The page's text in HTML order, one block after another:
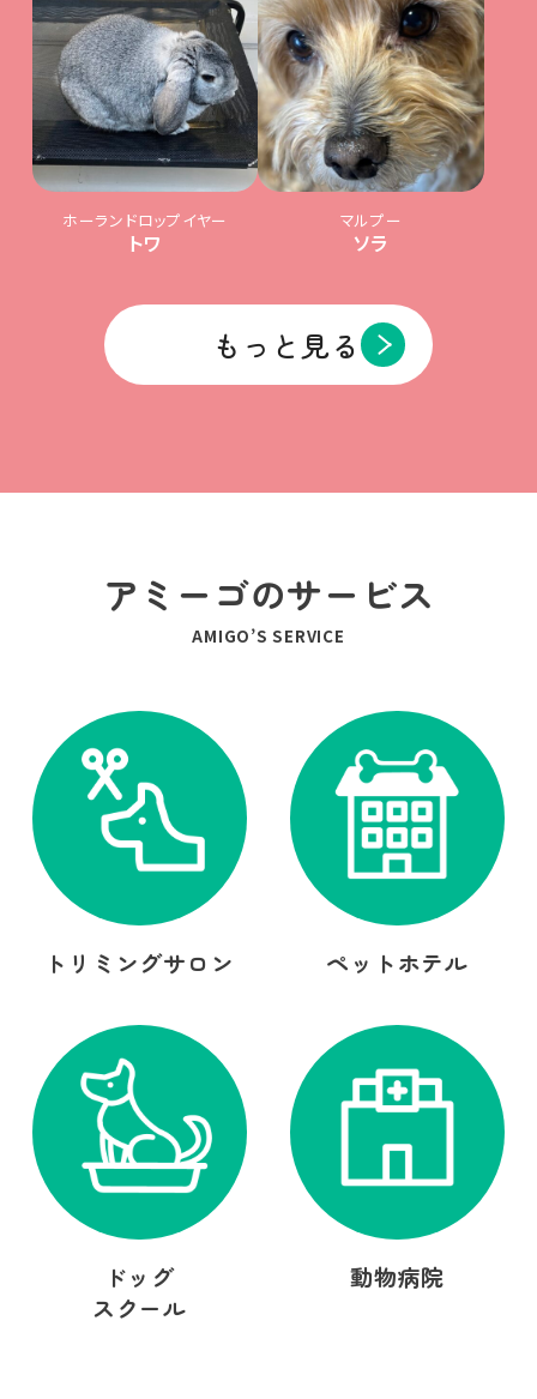
ホーランドロップイヤー
トワ
マルプー
ソラ
もっと見る
アミーゴのサービス
AMIGO’S SERVICE
トリミングサロン ペットホテル
ドッグ
スクール
動物病院